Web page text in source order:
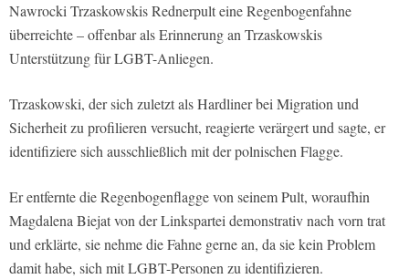
Nawrocki Trzaskowskis Rednerpult eine Regenbogenfahne
überreichte – offenbar als Erinnerung an Trzaskowskis
Unterstützung für LGBT-Anliegen.
Trzaskowski, der sich zuletzt als Hardliner bei Migration und
Sicherheit zu profilieren versucht, reagierte verärgert und sagte, er
identifiziere sich ausschließlich mit der polnischen Flagge.
Er entfernte die Regenbogenflagge von seinem Pult, woraufhin
Magdalena Biejat von der Linkspartei demonstrativ nach vorn trat
und erklärte, sie nehme die Fahne gerne an, da sie kein Problem
damit habe, sich mit LGBT-Personen zu identifizieren.